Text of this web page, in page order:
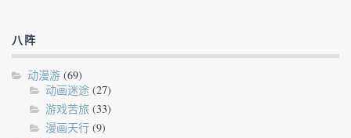
八阵
动漫游 (69)
动画迷途 (27)
游戏苦旅 (33)
漫画天行 (9)